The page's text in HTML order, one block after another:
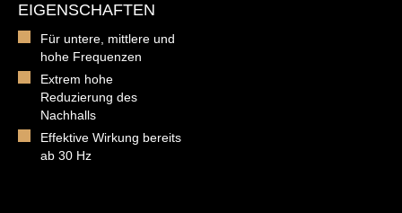
EIGENSCHAFTEN
Für untere, mittlere und
hohe Frequenzen
Extrem hohe
Reduzierung des
Nachhalls
Effektive Wirkung bereits
ab 30 Hz